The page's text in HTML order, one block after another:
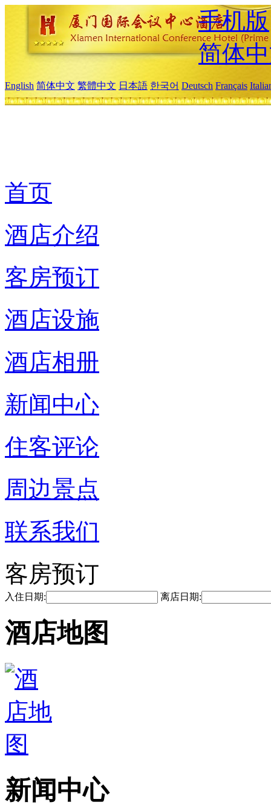
手机版
简体
English 简体中文 繁體中文 日本語 한국어 Deutsch Français
首页
酒店介绍
客房预订
酒店设施
酒店相册
新闻中心
住客评论
周边景点
联系我们
客房预订
入住日期: 离店日期:
酒店地图
新闻中心